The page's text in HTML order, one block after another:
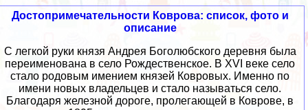
Достопримечательности Коврова: список, фото и
описание
С легкой руки князя Андрея Боголюбского деревня была
переименована в село Рождественское. В XVI веке село
стало родовым имением князей Ковровых. Именно по
имени новых владельцев и стало называться село.
Благодаря железной дороге, пролегающей в Коврове, в